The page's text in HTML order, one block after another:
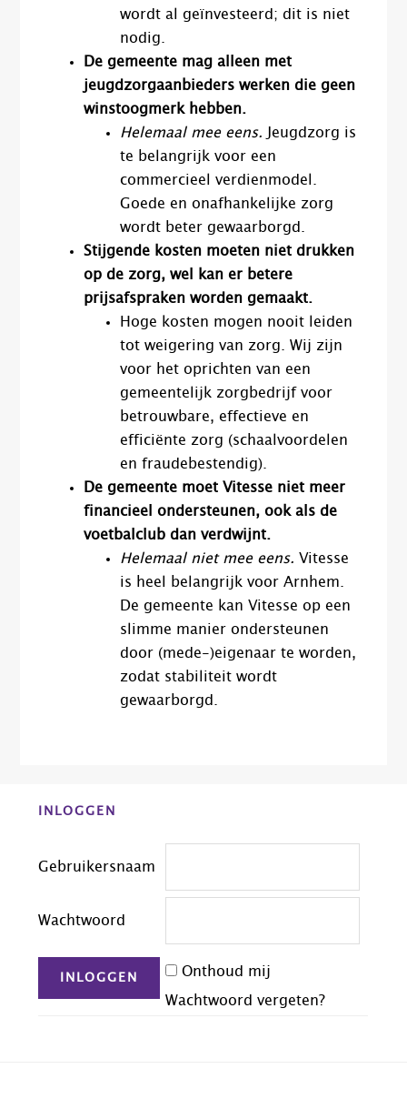
wordt al geïnvesteerd; dit is niet
nodig.
De gemeente mag alleen met
jeugdzorgaanbieders werken die geen
winstoogmerk hebben.
Helemaal mee eens. Jeugdzorg is
te belangrijk voor een
commercieel verdienmodel.
Goede en onafhankelijke zorg
wordt beter gewaarborgd.
Stijgende kosten moeten niet drukken
op de zorg, wel kan er betere
prijsafspraken worden gemaakt.
Hoge kosten mogen nooit leiden
tot weigering van zorg. Wij zijn
voor het oprichten van een
gemeentelijk zorgbedrijf voor
betrouwbare, effectieve en
efficiënte zorg (schaalvoordelen
en fraudebestendig).
De gemeente moet Vitesse niet meer
financieel ondersteunen, ook als de
voetbalclub dan verdwijnt.
Helemaal niet mee eens. Vitesse
is heel belangrijk voor Arnhem.
De gemeente kan Vitesse op een
slimme manier ondersteunen
door (mede-)eigenaar te worden,
zodat stabiliteit wordt
gewaarborgd.
Before
INLOGGEN
Gebruikersnaam
Wachtwoord
Onthoud mij
Wachtwoord vergeten?